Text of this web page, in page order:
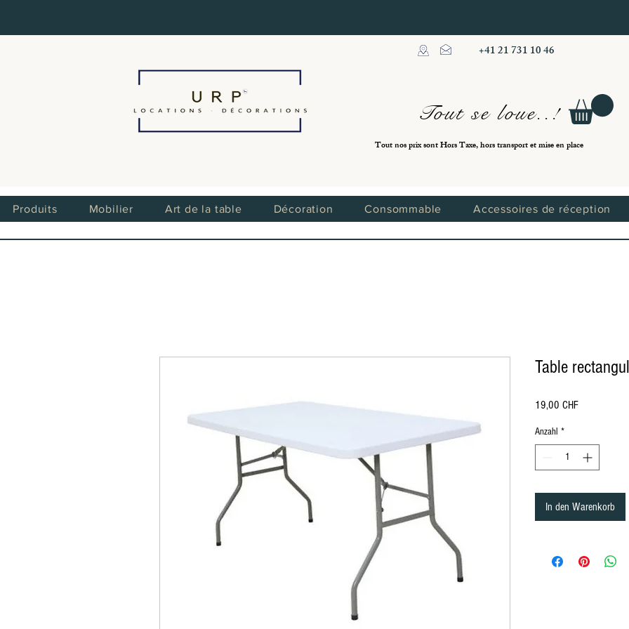
+41 21 731 10 46
Tout se loue..!
Tout nos prix sont Hors Taxe, hors transport et mise en place
Produits Mobilier Art de la table Décoration Consommable Accessoires de réception
locations évènementielle Lausanne Berne Fribourg Zürich, location de mobilier à Lausanne Berne Fribourg Zürich
, location de chaise à Lausanne Berne Fribourg Zürich, location de
décorations Lausanne Berne Fribourg Zürich, Location de mobilier en Suisse, Location de mobilier Lausanne, Location de mobilier à Montreux, Location de mobilier à Zurich, Location de mobilier en Valais, Location
mobilier Nyon, Location de mobilier à Genève, Location de mobilier à Bern, Location de mobilier à Bale, Location de mobilier à Saint-Moritz, Location de mobilier à Davos, Location de mobilier Gstaad, Location de
mobilier à Vevey, Location de mobilier à Yverdon, Location de mobilier au Grison, Location de mobilier au Jura, Location de mobilier à Paris, Location de mobilier à Delémont, Location de mobilier Lausanne, Location
Intérieures, Location de mobilier Appenzell Rhodes-Extérieures, Location de mobilier Bâle-Campagne, Location de mobilier Liestal, Location de mobilier Fribourg, Location de mobilier Glaris, Location de mobilier
Location de mobilier Obwald, Location de mobilier Saint-Gall, Location de mobilier Schaffhouse, Location de mobilier Sarnen, Location de mobilier Stans, Location de mobilier Coire, Location de mobilier Liestal,
mobilier Schwytz, Location de mobilier Thurgovie, Location de mobilier Frauenfeld, Location de mobilier Tessin, Location de mobilier Bellinzone, Location de mobilier Uri, Location de mobilier Altdorf, Location de
Location de mobilier, Table Ronde, Table rectangulaire, Table Haute, Table Mange débout, Housse Mange débout, Nappe de table ronde, nappe de table carré, nappe de table rectangulaire, Chaise , Chaise Napoléon,
Mobilier baroque, Mobilier Vintage, Tapis rouge, exposition, conférence, évènement, séparation, cloison, chaise en bois, chaise en plexiglass, Miroir, Décoration de table, Mariage, Art de la table, décoration Gatsby,
Tabouret de bar, Chandelier, Vase, Luminaire, Photophore, coussin, couteau de table, fourchette de table, cuillère, Housse de Chaise, Serviette de table, Végétation, Totem, Stèle, Pipe and Dripe, Rideaux, paravent,
rental in Lausanne Bern Friborg Zürich, chair rental in Lausanne Bern Friborg Zürich, rental of furniture and chairs in Bern in Friborg in Zürich, rental of furniture and decorations Lausanne Berne Friborg Zürich,
Furniture rental Lausanne, Furniture rental Aargau, Furniture rental Appenzell Innerrhoden, Appenzell Ausserrhoden furniture rental, Basel-Country furniture rental, Liestal furniture rental, Friborg furniture rental,
furniture in Neuchâtel, Rental of furniture in Nidwalden, Rental of furniture in Obwalden, Rental of furniture in St. Gallen, Rental of furniture in Schaffhausen, Rental of furniture in Sarnen, Rental of furniture in Stans,
Table
19,00 CHFPreis
Anzahl *
In den Warenkorb